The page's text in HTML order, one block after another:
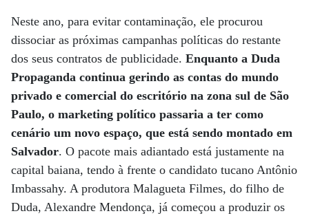
Neste ano, para evitar contaminação, ele procurou
dissociar as próximas campanhas políticas do restante
dos seus contratos de publicidade. Enquanto a Duda
Propaganda continua gerindo as contas do mundo
privado e comercial do escritório na zona sul de São
Paulo, o marketing político passaria a ter como
cenário um novo espaço, que está sendo montado em
Salvador. O pacote mais adiantado está justamente na
capital baiana, tendo à frente o candidato tucano Antônio
Imbassahy. A produtora Malagueta Filmes, do filho de
Duda, Alexandre Mendonça, já começou a produzir os